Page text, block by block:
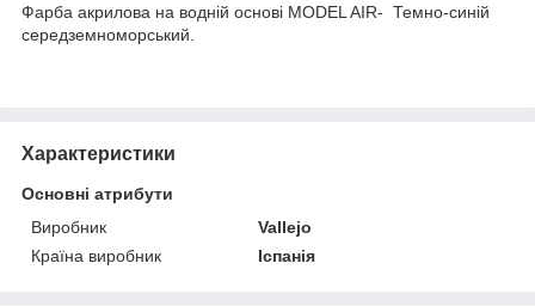
Фарба акрилова на водній основі MODEL AIR- Темно-синій
середземноморський.
Характеристики
Основні атрибути
Виробник
Vallejo
Країна виробник
Іспанія